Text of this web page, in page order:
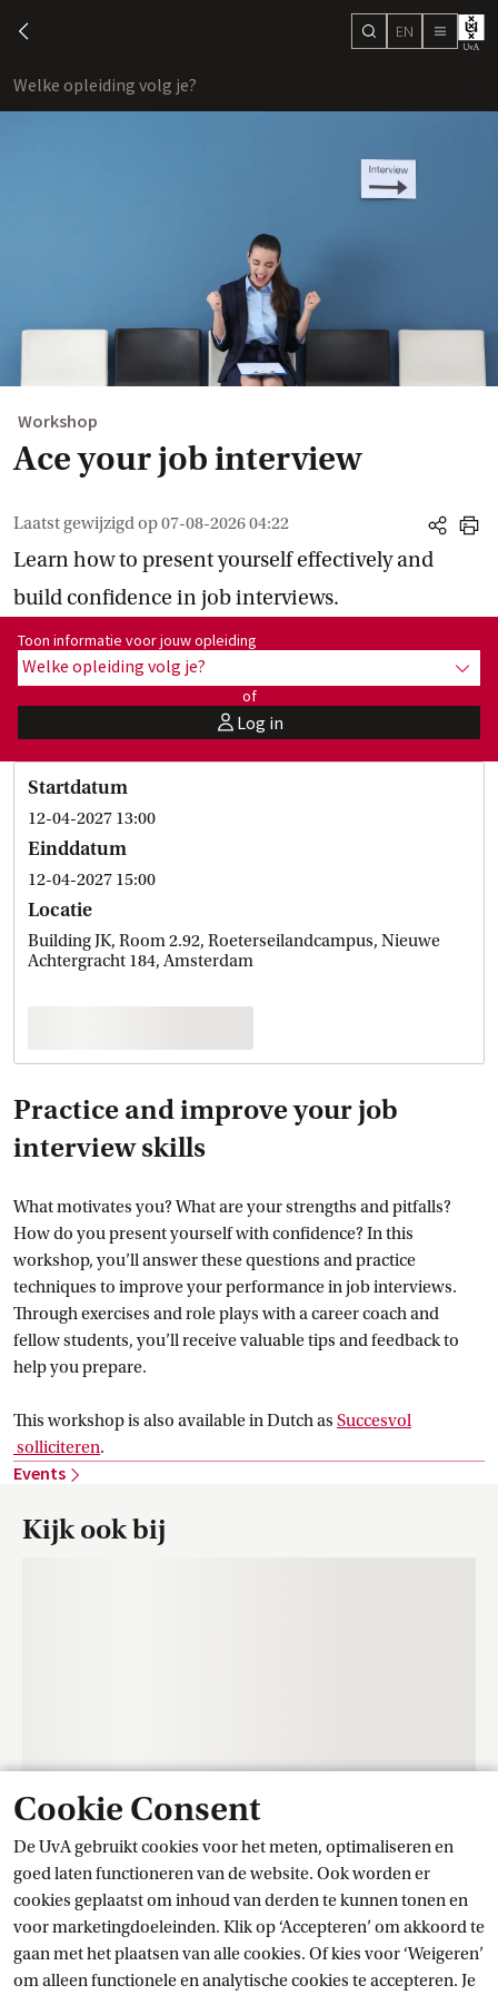
Cookie Consent
De UvA gebruikt cookies voor het meten, optimaliseren en
goed laten functioneren van de website. Ook worden er
cookies geplaatst om inhoud van derden te kunnen tonen en
voor marketingdoeleinden. Klik op ‘Accepteren’ om akkoord te
gaan met het plaatsen van alle cookies. Of kies voor ‘Weigeren’
om alleen functionele en analytische cookies te accepteren. Je
chevron-left search
EN menu
Welke opleiding volg je?
Workshop
Ace your job interview
Laatst gewijzigd op07-08-2026 04:22
share
print
Learn how to present yourself effectively and
build confidence in job interviews.
Toon informatie voor opleiding:
Toon informatie voor jouw opleiding
Welke opleiding volg je? toon
of
userLog in
Startdatum
12-04-2027 13:00
Einddatum
12-04-2027 15:00
Locatie
Building JK, Room 2.92, Roeterseilandcampus, Nieuwe
Achtergracht 184, Amsterdam
Practice and improve your job
interview skills
What motivates you? What are your strengths and pitfalls?
How do you present yourself with confidence? In this
workshop, you’ll answer these questions and practice
techniques to improve your performance in job interviews.
Through exercises and role plays with a career coach and
fellow students, you’ll receive valuable tips and feedback to
help you prepare.
This workshop is also available in Dutch as Succesvol
solliciteren.
Events
Kijk ook bij
Contact
Trainingscentrum Student Services